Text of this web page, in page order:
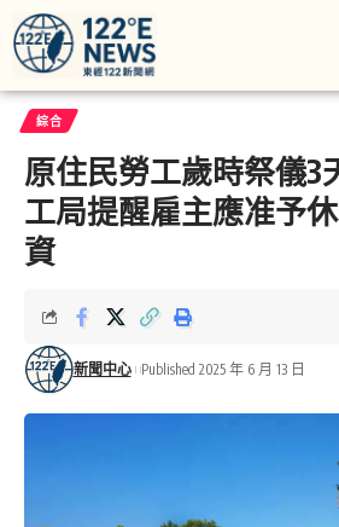
綜合
原住民勞工歲時祭儀
工局提醒雇主應准予
資
新聞中心 Published 2025 年 6 月 13 日